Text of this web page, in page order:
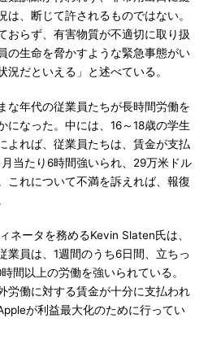
、断じて許されるものではない。
おらず、有害物質が不適切に取り扱
の生命を脅かすような緊急事態がい
だといえる」と述べている。
年代の従業員たちが長時間労働を
になった。中には、16～18歳の学生
よれば、従業員たちは、賃金が支払
当たり6時間強いられ、29万米ドル
これについて不満を訴えれば、報復
ネータを務めるKevin Slaten氏は、
業員は、1週間のうち6日間、立ちっ
間以上の労働を強いられている。
労働に対する賃金が十分に支払われ
が利益最大化のために行ってい